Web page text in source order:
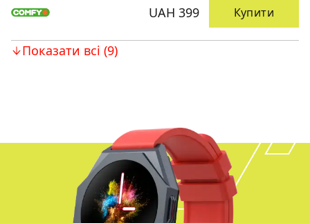
UAH 399 Купити
Показати всі (9)